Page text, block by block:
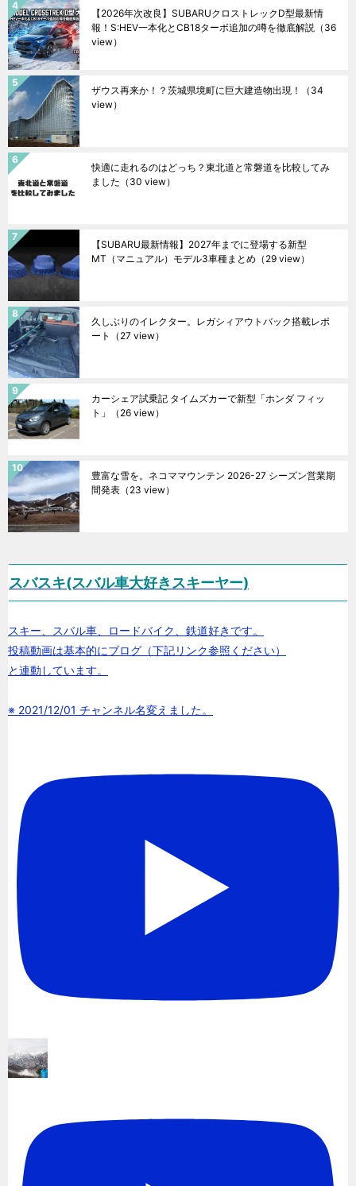
【2026年次改良】SUBARUクロストレックD型最新情
報！S:HEV一本化とCB18ターボ追加の噂を徹底解説 （36
view）
ザウス再来か！？茨城県境町に巨大建造物出現！
（34
view）
快適に走れるのはどっち？東北道と常磐道を比較してみ
ました （30 view）
【SUBARU最新情報】2027年までに登場する新型
MT（マニュアル）モデル3車種まとめ （29 view）
久しぶりのイレクター。レガシィアウトバック搭載レポ
ート
（27 view）
カーシェア試乗記 タイムズカーで新型「ホンダ フィッ
ト」
（26 view）
豊富な雪を。ネコママウンテン 2026-27 シーズン営業期
間発表 （23 view）
スバスキ(スバル車大好きスキーヤー)
スキー、スバル車、ロードバイク、鉄道好きです。
投稿動画は基本的にブログ（下記リンク参照ください）
と連動しています。
※ 2021/12/01 チャンネル名変えました。